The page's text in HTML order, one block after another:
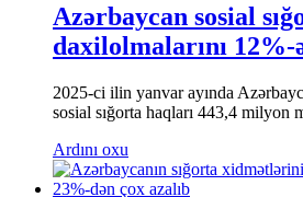
Azərbaycan sosial
daxilolmalarını 12%-
2025-ci ilin yanvar ayında
sosial sığorta haqları 443,4 milyon
Ardını oxu